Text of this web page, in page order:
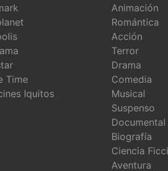
Time
Iquitos
Animación
Romántica
Acción
Terror
Drama
Comedia
Musical
Suspenso
Documental
Biografía
Ciencia
Aventura